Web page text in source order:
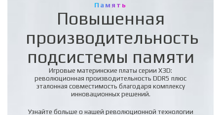
Память
Повышенная
производительность
подсистемы памяти
Игровые материнские платы серии X3D:
революционная производительность DDR5 плюс
эталонная совместимость благодаря комплексу
инновационных решений.
Узнайте больше о нашей революционной технологии